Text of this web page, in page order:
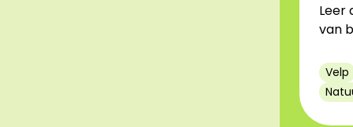
Leer
van
Velp